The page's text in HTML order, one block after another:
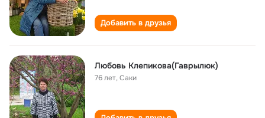
Добавить в друзья
Любовь Клепикова(Гаврылюк)
76 лет,Саки